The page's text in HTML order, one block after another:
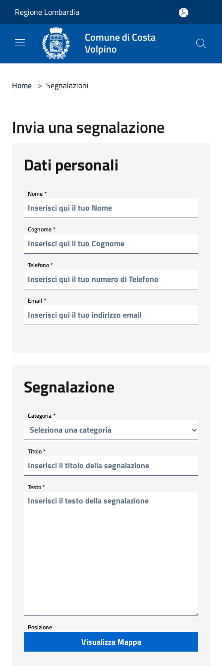
Regione Lombardia
Comune di Costa
Volpino
Home > Segnalazioni
Invia una segnalazione
Dati personali
Nome*
Cognome*
Telefono*
Email*
Segnalazione
Categoria*
Titolo*
Testo*
Posizione
Visualizza Mappa